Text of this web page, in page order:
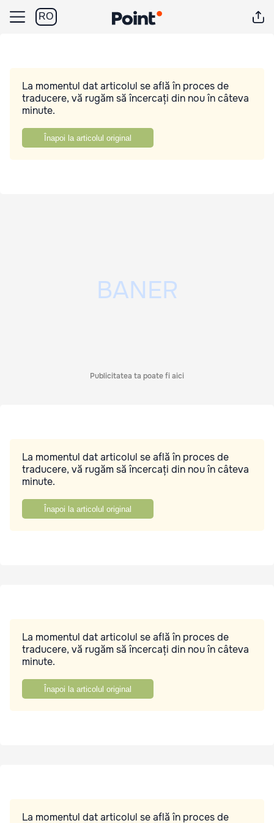
RO
La momentul dat articolul se află în proces de
traducere, vă rugăm să încercați din nou în câteva
minute.
Înapoi la articolul original
Publicitatea ta poate fi aici
La momentul dat articolul se află în proces de
traducere, vă rugăm să încercați din nou în câteva
minute.
Înapoi la articolul original
La momentul dat articolul se află în proces de
traducere, vă rugăm să încercați din nou în câteva
minute.
Înapoi la articolul original
La momentul dat articolul se află în proces de